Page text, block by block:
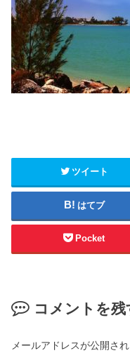
ツイート
はてブ
Pocket
コメントを残
メールアドレスが公開さ